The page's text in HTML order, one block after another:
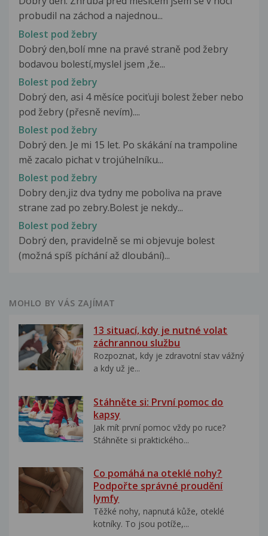
probudil na záchod a najednou...
Bolest pod žebry
Dobrý den,bolí mne na pravé straně pod žebry
bodavou bolestí,myslel jsem ,že...
Bolest pod žebry
Dobrý den, asi 4 měsíce pociťuji bolest žeber nebo
pod žebry (přesně nevím)....
Bolest pod žebry
Dobrý den. Je mi 15 let. Po skákání na trampoline
mě zacalo pichat v trojúhelníku...
Bolest pod žebry
Dobry den,jiz dva tydny me poboliva na prave
strane zad po zebry.Bolest je nekdy...
Bolest pod žebry
Dobrý den, pravidelně se mi objevuje bolest
(možná spíš píchání až dloubání)...
MOHLO BY VÁS ZAJÍMAT
13 situací, kdy je nutné volat
záchrannou službu
Rozpoznat, kdy je zdravotní stav vážný
a kdy už je...
Stáhněte si: První pomoc do
kapsy
Jak mít první pomoc vždy po ruce?
Stáhněte si praktického...
Co pomáhá na oteklé nohy?
Podpořte správné proudění
lymfy
Těžké nohy, napnutá kůže, oteklé
kotníky. To jsou potíže,...